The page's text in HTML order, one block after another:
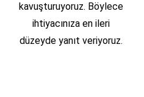
kavuşturuyoruz. Böylece
ihtiyacınıza en ileri
düzeyde yanıt veriyoruz.